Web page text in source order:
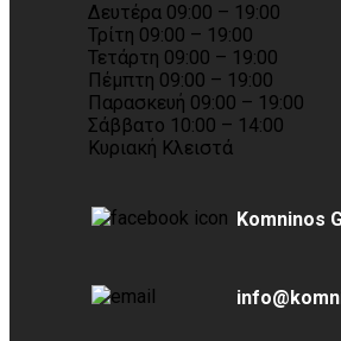
Δευτέρα 09:00 – 19:00
Τρίτη 09:00 – 19:00
Τετάρτη 09:00 – 19:00
Πέμπτη 09:00 – 19:00
Παρασκευή 09:00 – 19:00
Σάββατο 10:00 – 14:00
Κυριακή Κλειστά
Komninos